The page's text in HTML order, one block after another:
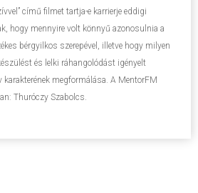
című filmet tartja-e karrierje eddigi
hogy mennyire volt könnyű azonosulnia a
bérgyilkos szerepével, illetve hogy milyen
és lelki ráhangolódást igényelt
karakterének megformálása. A MentorFM
Thuróczy Szabolcs.